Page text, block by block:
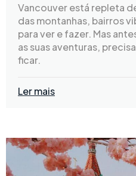
Vancouver está repleta
das montanhas, bairros
para ver e fazer. Mas
as suas aventuras,
ficar.
Ler mais